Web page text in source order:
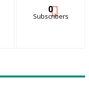
0
Subscribers